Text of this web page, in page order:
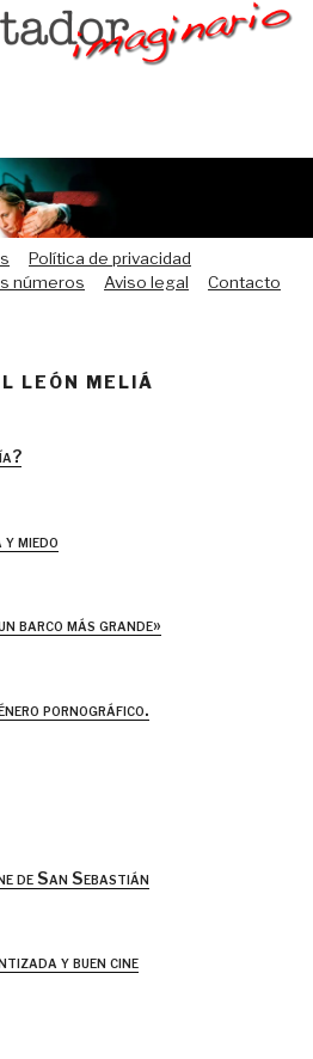
Política de privacidad
números Aviso legal Contacto
LEÓN MELIÁ
miedo
barco más grande»
pornográfico.
de San Sebastián
y buen cine